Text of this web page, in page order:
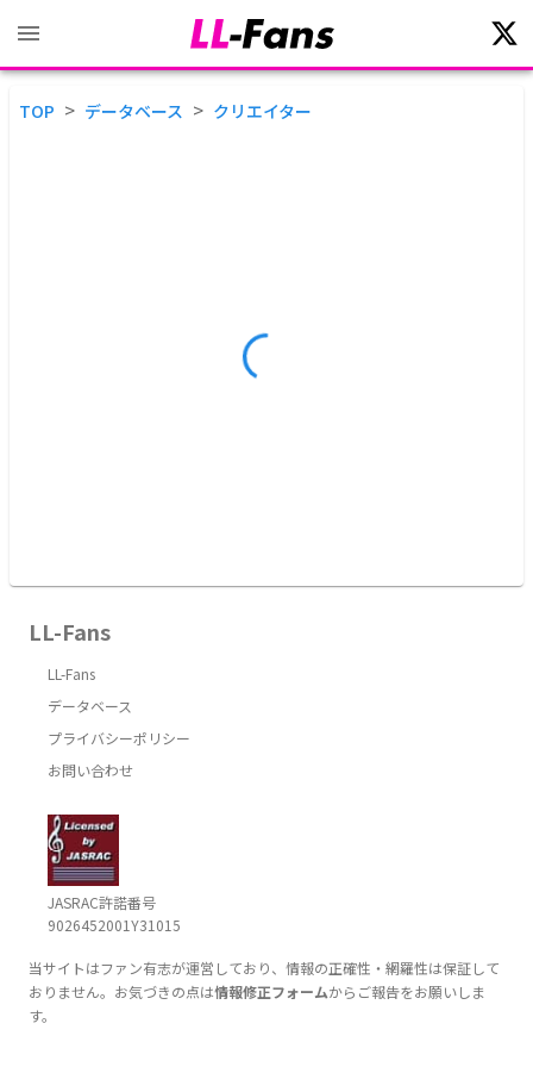
TOP > データベース > クリエイター
LL-Fans
LL-Fans
データベース
プライバシーポリシー
お問い合わせ
JASRAC許諾番号
9026452001Y31015
当サイトはファン有志が運営しており、情報の正確性・網羅性は保証して
おりません。お気づきの点は情報修正フォームからご報告をお願いしま
す。